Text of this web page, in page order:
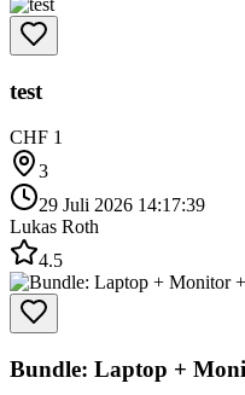
test
CHF 1
3
29 Juli 2026 14:17:39
Lukas Roth
4.5
Bundle: Laptop +